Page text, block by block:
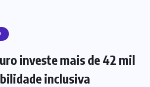
investe mais de 42 mil
inclusiva